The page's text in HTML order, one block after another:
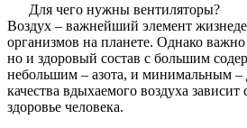
Для чего нужны вентиляторы?
Воздух – важнейший элемент
организмов на планете. Однако важно
но и здоровый состав с большим
небольшим – азота, и минимальным –
качества вдыхаемого воздуха зависит
здоровье человека.